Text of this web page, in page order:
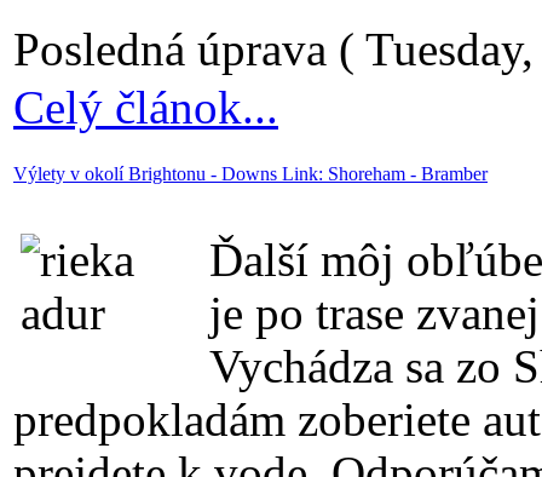
Posledná úprava (
Celý článok...
Výlety v okolí Brightonu - Downs Link: Shoreham - Bramber
Ďalší môj
je po trase
Vychádza sa zo
predpokladám zoberiete